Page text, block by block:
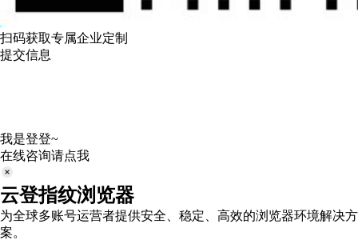
扫码获取专属企业定制
提交信息
我是登登~
在线咨询请点我
云登指纹浏览器
为全球多账号运营者提供安全、稳定、高效的浏览器环境解决方
案。